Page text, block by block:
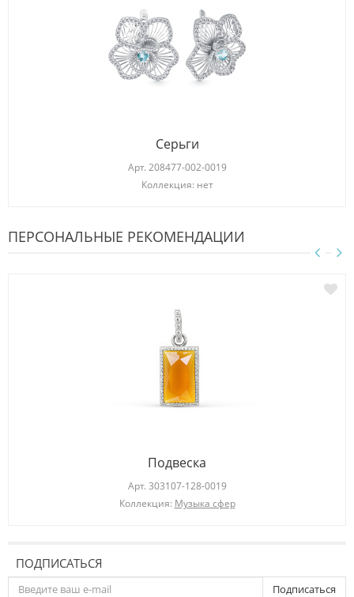
Серьги
Арт. 208477-002-0019
Коллекция: нет
ПЕРСОНАЛЬНЫЕ РЕКОМЕНДАЦИИ
Подвеска
Арт. 303107-128-0019
Коллекция: Музыка сфер
ПОДПИСАТЬСЯ
Подписаться